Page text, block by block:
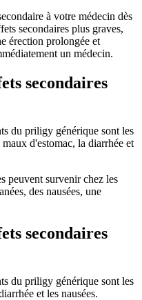
à votre médecin dès
secondaires plus graves,
érection prolongée et
un médecin.
secondaires
du priligy générique sont les
d'estomac, la diarrhée et
peuvent survenir chez les
des nausées, une
secondaires
du priligy générique sont les
et les nausées.